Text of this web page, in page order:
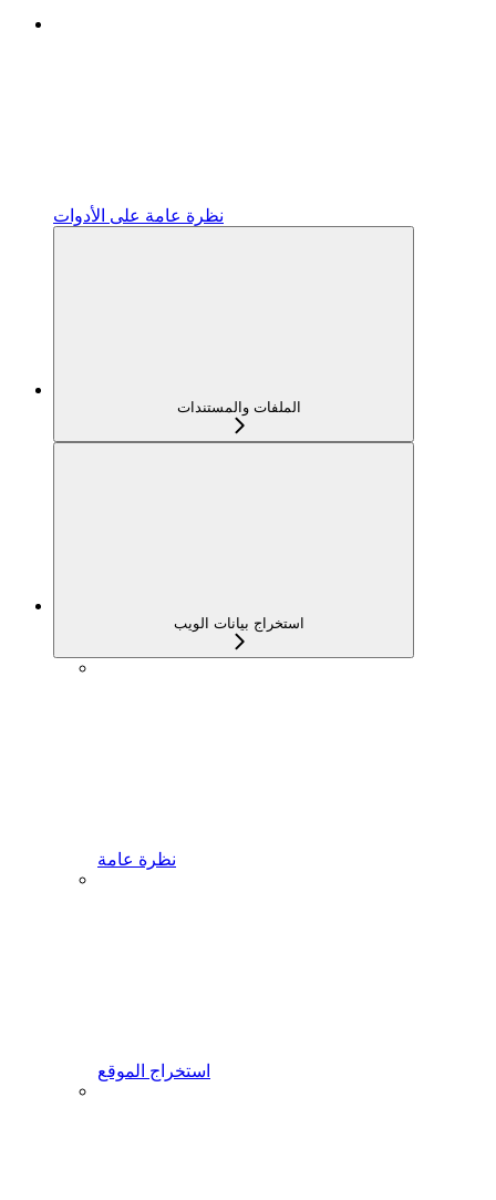
نظرة عامة على الأدوات
الملفات والمستندات
استخراج بيانات الويب
نظرة عامة
استخراج الموقع